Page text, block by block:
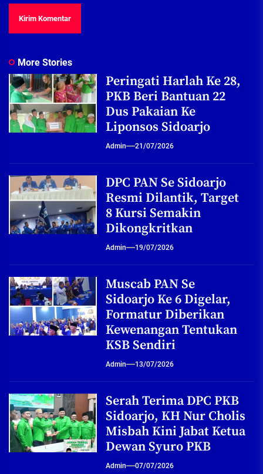
More Stories
Peringati Harlah Ke 28,
PKB Beri Bantuan 22
Dus Pakaian Ke
Liponsos Sidoarjo
Admin 21/07/2026
DPC PAN Se Sidoarjo
Resmi Dilantik, Target
8 Kursi Semakin
Dikongkritkan
Admin 19/07/2026
Muscab PAN Se
Sidoarjo Ke 6 Digelar,
Formatur Diberikan
Kewenangan Tentukan
KSB Sendiri
Admin 13/07/2026
Serah Terima DPC PKB
Sidoarjo, KH Nur Cholis
Misbah Kini Jabat Ketua
Dewan Syuro PKB
Admin 07/07/2026